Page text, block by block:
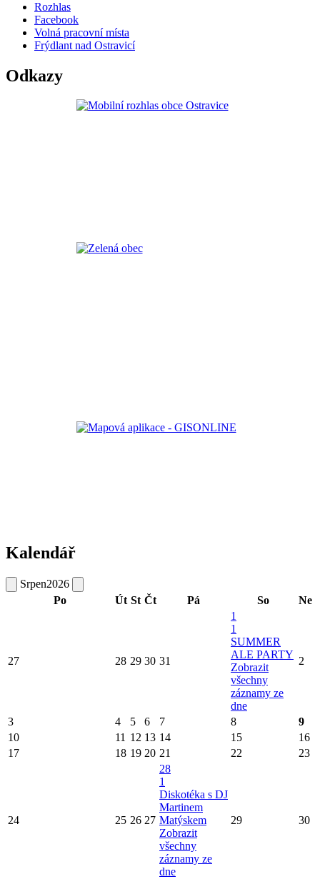
Rozhlas
Facebook
Volná pracovní místa
Frýdlant nad Ostravicí
Odkazy
Kalendář
Srpen2026
Po
Út St Čt Pá So Ne
27 28 29 30 31
1
1
SUMMER
ALE PARTY
Zobrazit
všechny
záznamy ze
dne
2
3 4 5 6 7 8
9
10
11 12 13 14 15
16
17
18 19 20 21 22 23
24 25 26 27
28
1
Diskotéka s DJ
Martinem
Matýskem
Zobrazit
všechny
záznamy ze
dne
29 30